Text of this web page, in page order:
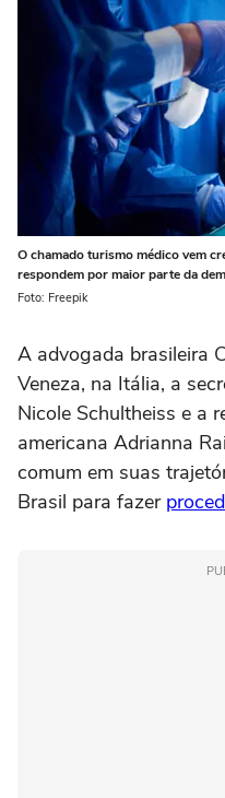
O chamado turismo médico vem
respondem por maior parte da
Foto: Freepik
A advogada brasileira
Veneza, na Itália, a
Nicole Schultheiss e a
americana Adrianna
comum em suas
Brasil para fazer